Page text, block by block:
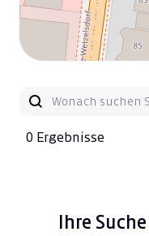
0 Ergebnisse
Ihre